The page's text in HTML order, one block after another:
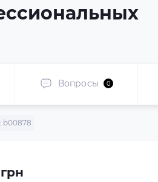
Вопросы 0
b00878